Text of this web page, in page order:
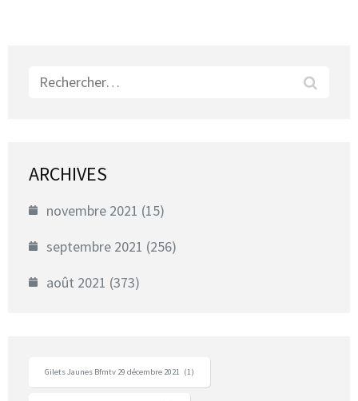
Rechercher :
ARCHIVES
novembre 2021 (15)
septembre 2021 (256)
août 2021 (373)
Gilets Jaunes Bfmtv 29 décembre 2021 (1)